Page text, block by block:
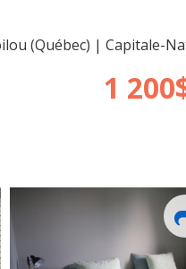
(Québec) | Capitale-
1